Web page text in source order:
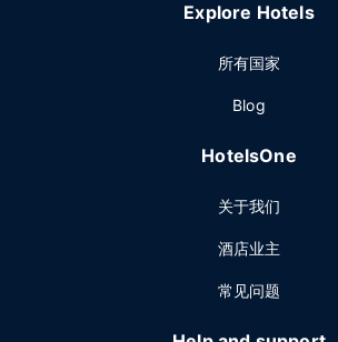
Explore Hotels
所有国家
Blog
HotelsOne
关于我们
酒店业主
常见问题